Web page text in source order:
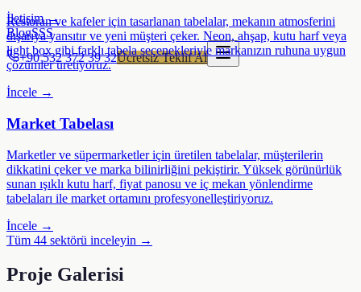
İletişim →
BlogSSS
+90 532 372 39 32Ücretsiz Teklif Al
Restoran ve kafeler için tasarlanan tabelalar, mekanın atmosferini
dışarıya yansıtır ve yeni müşteri çeker. Neon, ahşap, kutu harf veya
light box gibi farklı tabela seçenekleriyle markanızın ruhuna uygun
çözümler üretiyoruz.
İncele →
Market Tabelası
Marketler ve süpermarketler için üretilen tabelalar, müşterilerin
dikkatini çeker ve marka bilinirliğini pekiştirir. Yüksek görünürlük
sunan ışıklı kutu harf, fiyat panosu ve iç mekan yönlendirme
tabelaları ile market ortamını profesyonelleştiriyoruz.
İncele →
Tüm 44 sektörü inceleyin →
Proje Galerisi